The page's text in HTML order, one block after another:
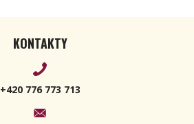
KONTAKTY
+420 776 773 713